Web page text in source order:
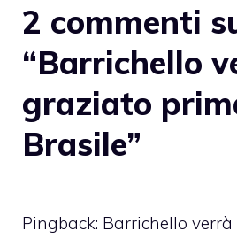
2 commenti
“Barrichello
graziato
Brasile”
Pingback: Barrichello